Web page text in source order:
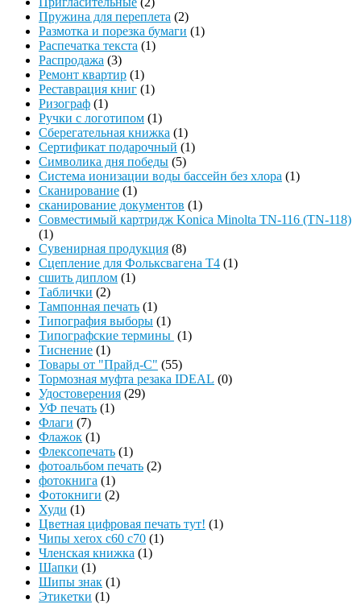
Пружина для переплета (2)
Размотка и порезка бумаги (1)
Распечатка текста (1)
Распродажа (3)
Ремонт квартир (1)
Реставрация книг (1)
Ризограф (1)
Ручки с логотипом (1)
Сберегательная книжка (1)
Сертификат подарочный (1)
Символика дня победы (5)
Система ионизации воды бассейн без хлора (1)
Сканирование (1)
сканирование документов (1)
Совместимый картридж Konica Minolta TN-116 (TN-118)
(1)
Сувенирная продукция (8)
Сцепление для Фольксвагена Т4 (1)
сшить диплом (1)
Таблички (2)
Тампонная печать (1)
Типография выборы (1)
Типографские термины (1)
Тиснение (1)
Товары от "Прайд-С" (55)
Тормозная муфта резака IDEAL (0)
Удостоверения (29)
УФ печать (1)
Флаги (7)
Флажок (1)
Флексопечать (1)
фотоальбом печать (2)
фотокнига (1)
Фотокниги (2)
Худи (1)
Цветная цифровая печать тут! (1)
Чипы xerox c60 c70 (1)
Членская книжка (1)
Шапки (1)
Шипы знак (1)
Этикетки (1)